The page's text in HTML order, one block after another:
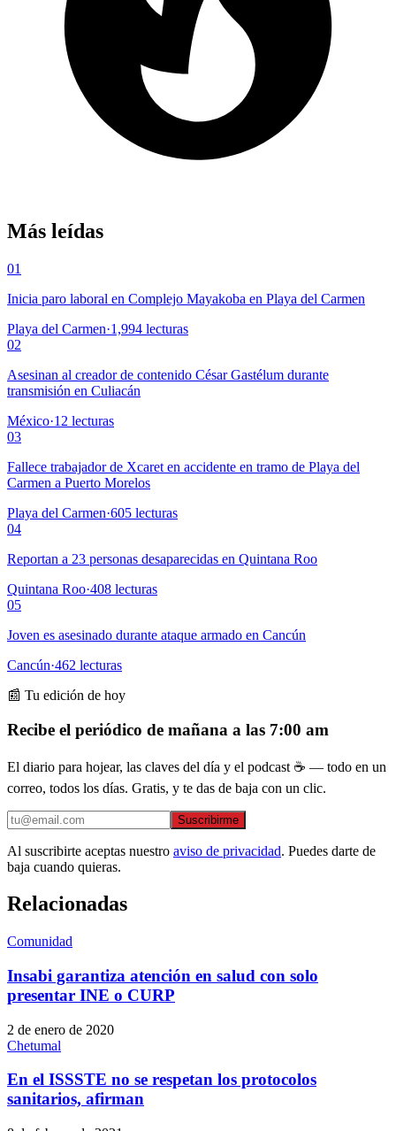
Más leídas
01
Inicia paro laboral en Complejo Mayakoba en Playa del Carmen
Playa del Carmen·1,994 lecturas
02
Asesinan al creador de contenido César Gastélum durante
transmisión en Culiacán
México·12 lecturas
03
Fallece trabajador de Xcaret en accidente en tramo de Playa del
Carmen a Puerto Morelos
Playa del Carmen·605 lecturas
04
Reportan a 23 personas desaparecidas en Quintana Roo
Quintana Roo·408 lecturas
05
Joven es asesinado durante ataque armado en Cancún
Cancún·462 lecturas
📰 Tu edición de hoy
Recibe el periódico de mañana a las 7:00 am
El diario para hojear, las claves del día y el podcast ☕ — todo en un
correo, todos los días. Gratis, y te das de baja con un clic.
Suscribirme
Al suscribirte aceptas nuestro aviso de privacidad. Puedes darte de
baja cuando quieras.
Relacionadas
Comunidad
Insabi garantiza atención en salud con solo
presentar INE o CURP
2 de enero de 2020
Chetumal
En el ISSSTE no se respetan los protocolos
sanitarios, afirman